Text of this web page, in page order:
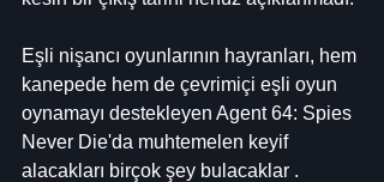
Eşli nişancı oyunlarının hayranları, hem
kanepede hem de çevrimiçi eşli oyun
oynamayı destekleyen Agent 64: Spies
Never Die'da muhtemelen keyif
alacakları birçok şey bulacaklar .